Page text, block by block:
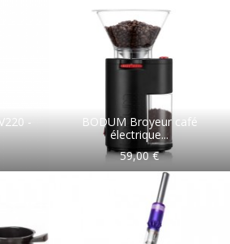
-
BODUM Broyeur café
électrique...
59,00 €